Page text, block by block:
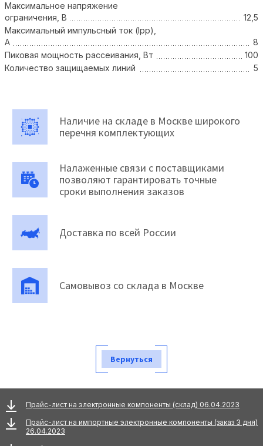
Максимальное напряжение
ограничения, В
12,5
Максимальный импульсный ток (Ipp),
А
8
Пиковая мощность рассеивания, Вт
100
Количество защищаемых линий
5
Наличие на складе в Москве широкого
перечня комплектующих
Налаженные связи с поставщиками
позволяют гарантировать точные
сроки выполнения заказов
Доставка по всей России
Самовывоз со склада в Москве
Вернуться
Прайс-лист на электронные компоненты (склад) 06.04.2023
Прайс-лист на импортные электронные компоненты (заказ 3 дня)
26.04.2023